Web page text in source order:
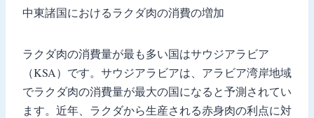
中東諸国におけるラクダ肉の消費の増加
ラクダ肉の消費量が最も多い国はサウジアラビア
（KSA）です。サウジアラビアは、アラビア湾岸地域
でラクダ肉の消費量が最大の国になると予測されてい
ます。近年、ラクダから生産される赤身肉の利点に対